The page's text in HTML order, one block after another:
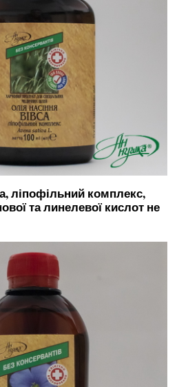
ліпофільний комплекс,
та линелевої кислот не